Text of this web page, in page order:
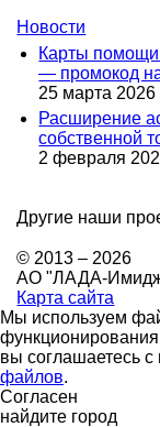
Новости
Карты помощи
— промокод
25 марта 2026
Расширение
собственной
2 февраля
Другие наши
© 2013 – 2026
АО "ЛАДА-
Карта сайта
Мы используем
функционирования
вы соглашаетесь
файлов.
Согласен
найдите город